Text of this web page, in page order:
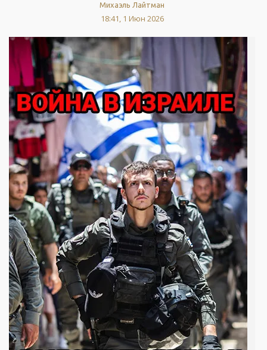
Михаэль Лайтман
18:41, 1 Июн 2026